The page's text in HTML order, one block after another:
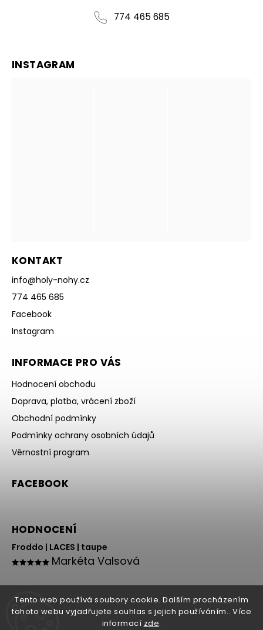
Tento web používá soubory cookie. Dalším procházením
tohoto webu vyjadřujete souhlas s jejich používáním.. Více
informací zde.
774 465 685
KONTAKT
info@holy-nohy.cz
774 465 685
Facebook
Instagram
INFORMACE PRO VÁS
Hodnocení obchodu
Doprava, platba, vrácení zboží
Obchodní podmínky
Podmínky ochrany osobních údajů
Věrnostní program
FACEBOOK
INSTAGRAM
HODNOCENÍ
Froddo | LACES | taupe
Markéta Valsová